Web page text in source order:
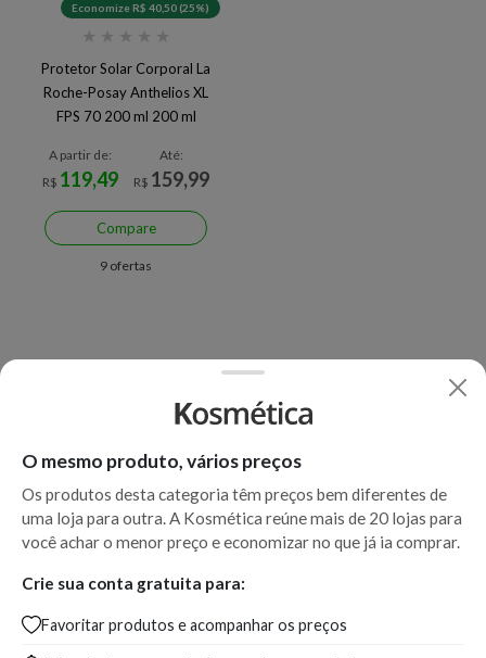
Economize R$ 40,50 (25%)
★ ★ ★ ★ ★
Protetor Solar Corporal La
Roche-Posay Anthelios XL
FPS 70 200 ml 200 ml
A partir de:
R$ 119,49
Até:
R$ 159,99
Compare
9 ofertas
O mesmo produto, vários preços
Os produtos desta categoria têm preços bem diferentes de
uma loja para outra. A Kosmética reúne mais de 20 lojas para
você achar o menor preço e economizar no que já ia comprar.
Crie sua conta gratuita para:
Favoritar produtos e acompanhar os preços